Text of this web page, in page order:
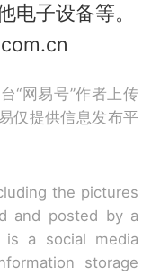
电子设备等。
“网易号”作者上传
仅提供信息发布平
the pictures
and posted by a
a social media
storage